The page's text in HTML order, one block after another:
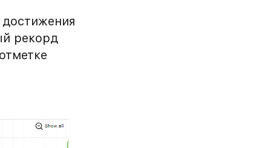
достижения
рекорд